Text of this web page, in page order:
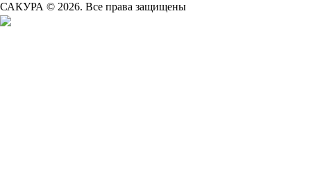
САКУРА © 2026. Все права защищены